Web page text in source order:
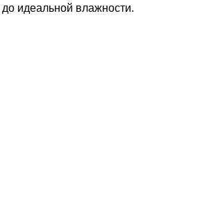
идеальной влажности.